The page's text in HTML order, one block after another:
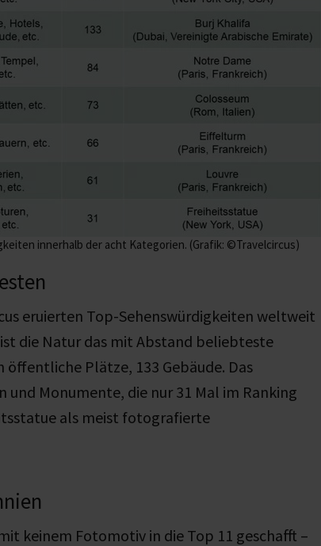
innerhalb der acht Kategorien. (Grafik: ©Travelcircus)
eruierten Top-Sehenswürdigkeiten weltweit
die Natur das mit Abstand beliebteste
Plätze, 133 Gebäude. Das
Monumente, die nur 31 Mal im Ranking
als meist fotografierte
keinem Fotomotiv in die Top 11 geschafft –